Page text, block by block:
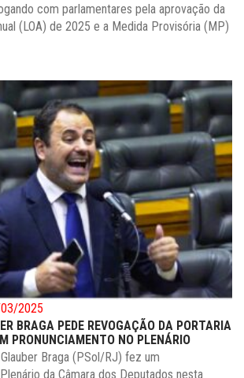
com parlamentares pela aprovação da
(LOA) de 2025 e a Medida Provisória (MP)
03/2025
BRAGA PEDE REVOGAÇÃO DA PORTARIA
PRONUNCIAMENTO NO PLENÁRIO
Braga (PSol/RJ) fez um
da Câmara dos Deputados nesta